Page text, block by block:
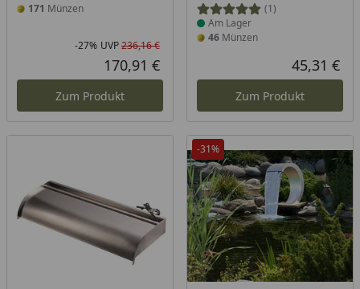
171 Münzen
Rabatt in Prozent
-27%
Ursprünglicher Preis
UVP236,16 €
Aktueller Preis
170,91 €
Zum Produkt
(1)
Am Lager
46Münzen
45,31 €
Zum Produkt
-31%